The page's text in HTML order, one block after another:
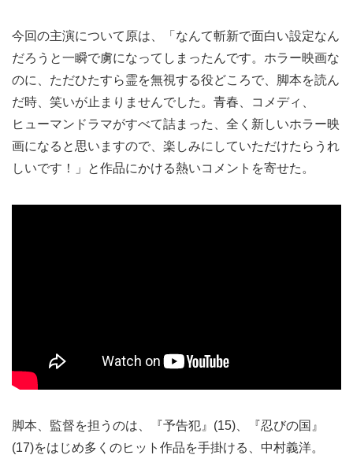
今回の主演について原は、「なんて斬新で面白い設定なん
だろうと一瞬で虜になってしまったんです。ホラー映画な
のに、ただひたすら霊を無視する役どころで、脚本を読ん
だ時、笑いが止まりませんでした。青春、コメディ、
ヒューマンドラマがすべて詰まった、全く新しいホラー映
画になると思いますので、楽しみにしていただけたらうれ
しいです！」と作品にかける熱いコメントを寄せた。
脚本、監督を担うのは、『予告犯』(15)、『忍びの国』
(17)をはじめ多くのヒット作品を手掛ける、中村義洋。